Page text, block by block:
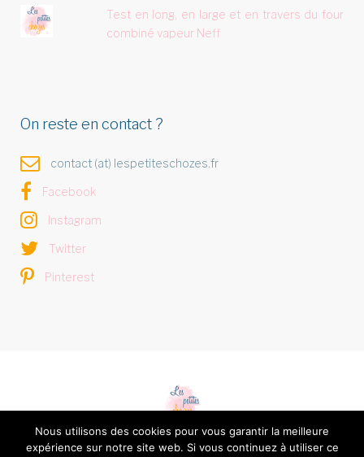
Test en long, en large et en travers du four
combiné vapeur Neff
On reste en contact ?
contact (at) lespetiteschozes.fr
Facebook
Instagram
Twitter
Pinterest
Les petites chozes © 2026 -Mentions légales et Politique
Nous utilisons des cookies pour vous garantir la meilleure
expérience sur notre site web. Si vous continuez à utiliser ce